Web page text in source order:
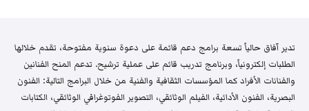
تدير آفاق حالياً تسعة برامج دعم قائمة على دعوة سنوية مفتوحة، تقدم خلالها
الطلبات إلكترونياً، وبرنامج تدريب قائم على عملية ترشيح. تدعم المنح الفنانين
والفنانات الأفراد كما المؤسسات الثقافية والفنية من خلال البرامج التالية: الفنون
البصرية، الفنون الأدائية، الفيلم الوثائقي، التصوير الفوتوغرافي الوثائقي، الكتابات